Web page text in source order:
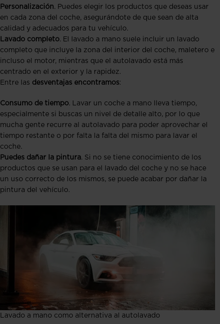
Personalización. Puedes elegir los productos que deseas usar
en cada zona del coche, asegurándote de que sean de alta
calidad y adecuados para tu vehículo.
Lavado completo. El lavado a mano suele incluir un lavado
completo que incluye la zona del interior del coche, maletero e
incluso el motor, mientras que el autolavado está más
centrado en el exterior y la rapidez.
Entre las desventajas encontramos:
Consumo de tiempo. Lavar un coche a mano lleva tiempo,
especialmente si buscas un nivel de detalle alto, por lo que
mucha gente recurre al autolavado para poder aprovechar el
tiempo restante o por falta la falta del mismo para lavar el
coche.
Puedes dañar la pintura. Si no se tiene conocimiento de los
productos que se usan para el lavado del coche y no se hace
un uso correcto de los mismos, se puede acabar por dañar la
pintura del vehículo.
Lavado a mano como alternativa al autolavado